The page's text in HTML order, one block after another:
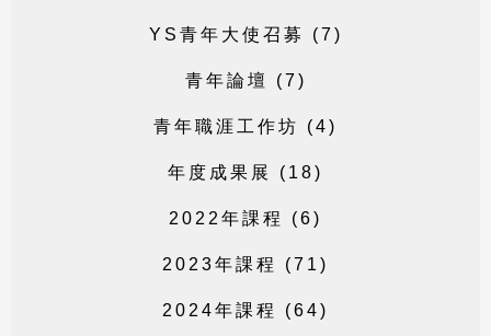
Y S 青年 大 使 召 募 (7 )
青年論壇 (7 )
青年職涯 工 作坊 (4)
年 度 成果 展 ( 1 8)
2 0 2 2 年課 程 (6)
2 0 2 3年課 程 (7 1 )
2 0 2 4年課 程 (64)